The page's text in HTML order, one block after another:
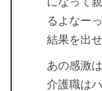
るよなー
結果を出
あの感激
介護職は